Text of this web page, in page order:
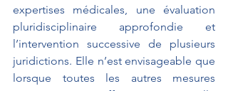
expertises médicales, une évaluation
pluridisciplinaire approfondie et
l’intervention successive de plusieurs
juridictions. Elle n’est envisageable que
lorsque toutes les autres mesures